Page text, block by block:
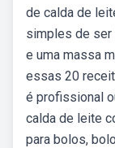
de calda de
simples de
e uma massa
essas 20
é profissional
calda de leite
para bolos,